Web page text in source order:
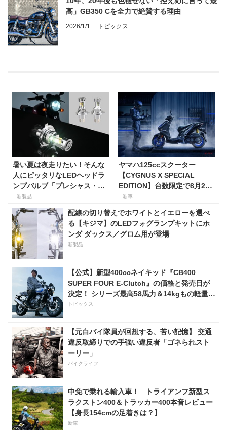
高」GB350 Cを全力で絶賛する理由
2026/1/1 トピックス
暑い夏は夜走りたい！そんな
人にピッタリなLEDヘッドラ
ンプバルブ「プレシャス・レ
イ ZX」が【デイトナ】から
登場
新製品
ヤマハ125ccスクーター
【CYGNUS X SPECIAL
EDITION】台数限定で8月25
日発売！ 「YZF-R1M」イメ
ージを取り入れたスポーティ
仕様は価格40万2600円
新車
配線の切り替えでホワイトとイエローを選べ
る【キジマ】のLEDフォグランプキットにホ
ンダ ダックス／グロム用が登場
新製品
【公式】新型400ccネイキッド『CB400
SUPER FOUR E-Clutch』の価格と発売日が
決定！ シリーズ最高58馬力＆14kgもの軽量
化!? 完全に「旧CB400SF」を超えた!?
トピックス
【元白バイ隊員が回想する、苦い記憶】 交通
違反取締りでの手強い違反者「ゴネられスト
ーリー」
バイクライフ
中免で乗れる輸入車！ トライアンフ新型ス
ラクストン400＆トラッカー400本音レビュー
【身長154cmの足着きは？】
新車